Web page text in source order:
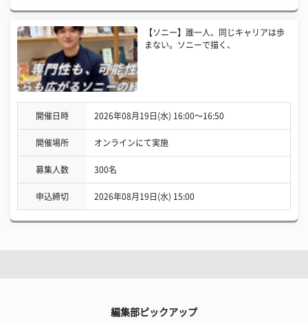
【ソニー】誰一人、同じキャリアは歩
まない。ソニーで描く、
開催日時 2026年08月19日(水) 16:00〜16:50
開催場所 オンラインにて実施
募集人数 300名
申込締切 2026年08月19日(水) 15:00
編集部ピックアップ